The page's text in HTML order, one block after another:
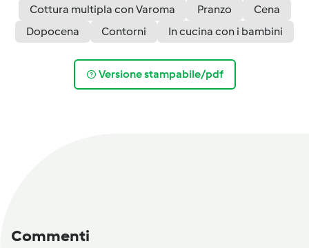
Cottura multipla con Varoma
Pranzo
Cena
Dopocena
Contorni In cucina con i bambini
Versione stampabile/pdf
Commenti